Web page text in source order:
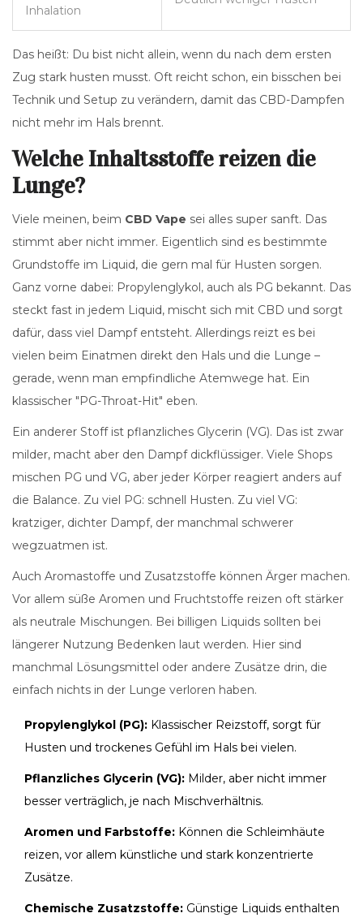
Inhalation
Das heißt: Du bist nicht allein, wenn du nach dem ersten
Zug stark husten musst. Oft reicht schon, ein bisschen bei
Technik und Setup zu verändern, damit das CBD-Dampfen
nicht mehr im Hals brennt.
Welche Inhaltsstoffe reizen die
Lunge?
Viele meinen, beim CBD Vape sei alles super sanft. Das
stimmt aber nicht immer. Eigentlich sind es bestimmte
Grundstoffe im Liquid, die gern mal für Husten sorgen.
Ganz vorne dabei: Propylenglykol, auch als PG bekannt. Das
steckt fast in jedem Liquid, mischt sich mit CBD und sorgt
dafür, dass viel Dampf entsteht. Allerdings reizt es bei
vielen beim Einatmen direkt den Hals und die Lunge –
gerade, wenn man empfindliche Atemwege hat. Ein
klassischer "PG-Throat-Hit" eben.
Ein anderer Stoff ist pflanzliches Glycerin (VG). Das ist zwar
milder, macht aber den Dampf dickflüssiger. Viele Shops
mischen PG und VG, aber jeder Körper reagiert anders auf
die Balance. Zu viel PG: schnell Husten. Zu viel VG:
kratziger, dichter Dampf, der manchmal schwerer
wegzuatmen ist.
Auch Aromastoffe und Zusatzstoffe können Ärger machen.
Vor allem süße Aromen und Fruchtstoffe reizen oft stärker
als neutrale Mischungen. Bei billigen Liquids sollten bei
längerer Nutzung Bedenken laut werden. Hier sind
manchmal Lösungsmittel oder andere Zusätze drin, die
einfach nichts in der Lunge verloren haben.
Propylenglykol (PG): Klassischer Reizstoff, sorgt für
Husten und trockenes Gefühl im Hals bei vielen.
Pflanzliches Glycerin (VG): Milder, aber nicht immer
besser verträglich, je nach Mischverhältnis.
Aromen und Farbstoffe: Können die Schleimhäute
reizen, vor allem künstliche und stark konzentrierte
Zusätze.
Chemische Zusatzstoffe: Günstige Liquids enthalten